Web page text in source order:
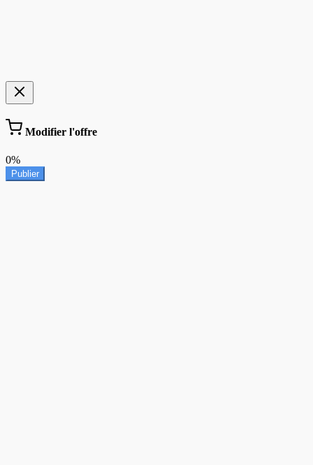
Modifier l'offre
0%
Publier